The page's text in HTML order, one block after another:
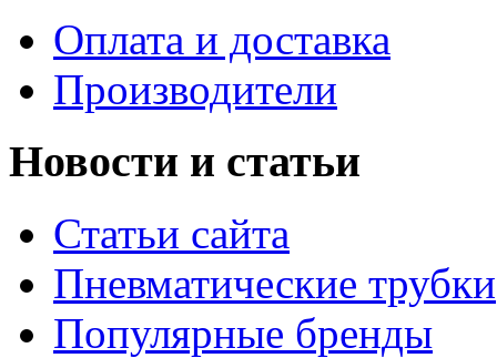
Оплата и доставка
Производители
Новости и статьи
Статьи сайта
Пневматические трубки
Популярные бренды